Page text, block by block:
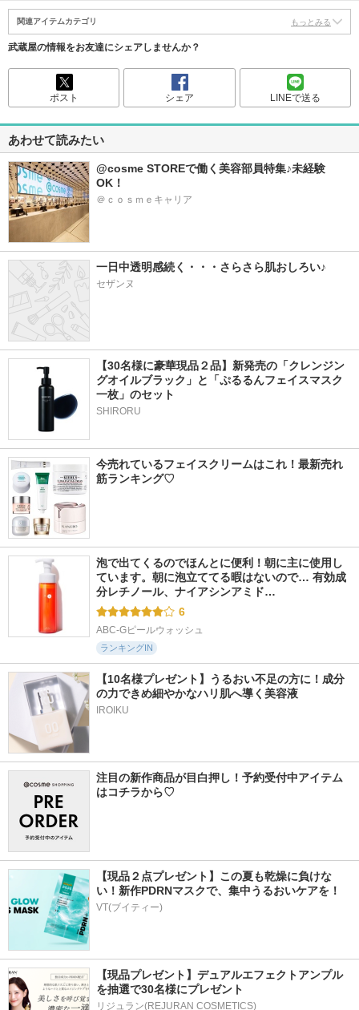
関連アイテムカテゴリ もっとみる
武蔵屋の情報をお友達にシェアしませんか？
ポスト シェア LINEで送る
あわせて読みたい
@cosme STOREで働く美容部員特集♪未経験
OK！
＠ｃｏｓｍｅキャリア
一日中透明感続く・・・さらさら肌おしろい♪
セザンヌ
【30名様に豪華現品２品】新発売の「クレンジン
グオイルブラック」と「ぷるるんフェイスマスク
一枚」のセット
SHIRORU
今売れているフェイスクリームはこれ！最新売れ
筋ランキング♡
泡で出てくるのでほんとに便利！朝に主に使用し
ています。朝に泡立ててる暇はないので… 有効成
分レチノール、ナイアシンアミド…
6
ABC-Gピールウォッシュ
ランキングIN
【10名様プレゼント】うるおい不足の方に！成分
の力できめ細やかなハリ肌へ導く美容液
IROIKU
注目の新作商品が目白押し！予約受付中アイテム
はコチラから♡
【現品２点プレゼント】この夏も乾燥に負けな
い！新作PDRNマスクで、集中うるおいケアを！
VT(ブイティー)
【現品プレゼント】デュアルエフェクトアンプル
を抽選で30名様にプレゼント
リジュラン(REJURAN COSMETICS)